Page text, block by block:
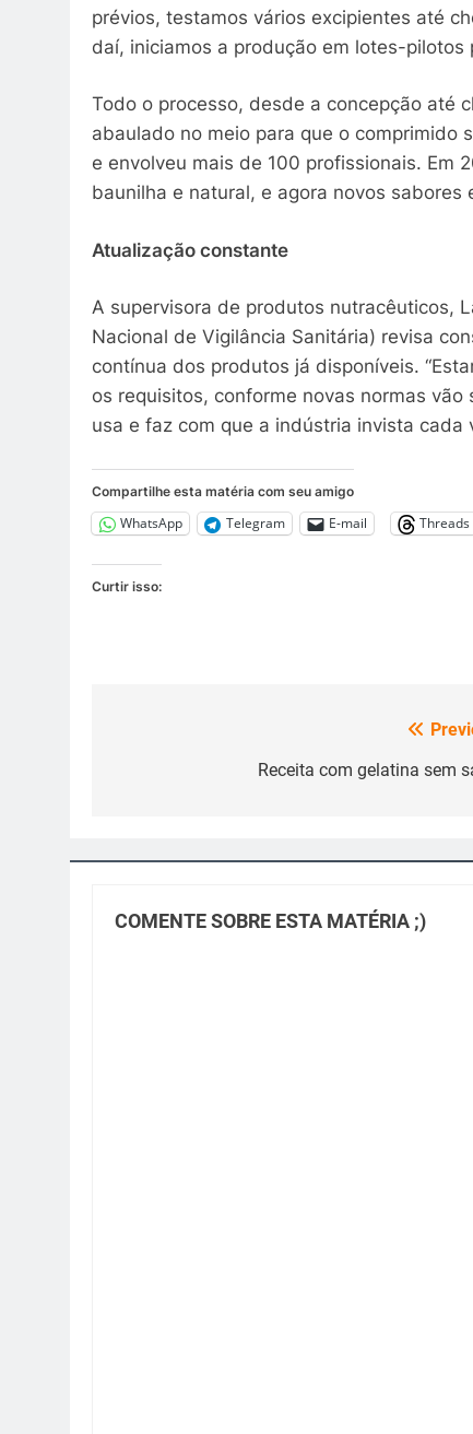
prévios, testamos vários excipientes até
daí, iniciamos a produção em lotes-pilotos
Todo o processo, desde a concepção até
abaulado no meio para que o comprimido
e envolveu mais de 100 profissionais. Em
baunilha e natural, e agora novos
Atualização constante
A supervisora de produtos nutracêuticos,
Nacional de Vigilância Sanitária) revisa
contínua dos produtos já disponíveis.
os requisitos, conforme novas normas
usa e faz com que a indústria invista cada
Compartilhe esta matéria com seu amigo
WhatsApp Telegram E-mail Threads
Curtir isso:
Receita com gelatina sem
COMENTE SOBRE ESTA MATÉRIA ;)